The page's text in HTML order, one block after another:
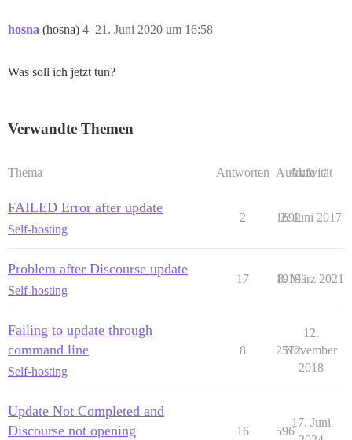
hosna (hosna) 21. Juni 2020 um 16:58
4
Was soll ich jetzt tun?
Verwandte Themen
Thema Antworten Aufrufe
Aktivität
FAILED Error after update
Self-hosting
2 1692
2. Juni 2017
Problem after Discourse update
Self-hosting
17 1919
8. März 2021
Failing to update through
command line
Self-hosting
8 2572
12.
November
2018
Update Not Completed and
Discourse not opening
16 596
17. Juni